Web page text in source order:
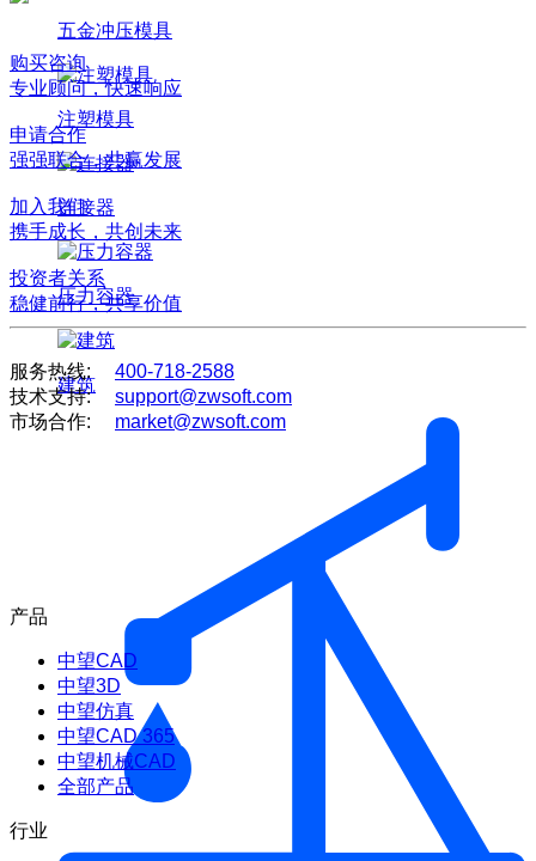
五金冲压模具
注塑模具
连接器
压力容器
建筑
购买咨询
专业顾问，快速响应
申请合作
强强联合，共赢发展
加入我们
携手成长，共创未来
投资者关系
稳健前行，共享价值
服务热线:
400-718-2588
技术支持:
support@zwsoft.com
市场合作:
market@zwsoft.com
产品
中望CAD
中望3D
中望仿真
中望CAD 365
中望机械CAD
全部产品
行业